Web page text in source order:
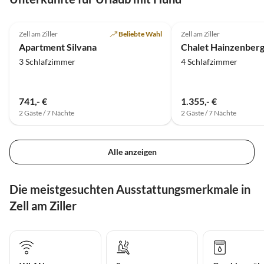
Zell am Ziller Beliebte Wahl
Apartment Silvana
3 Schlafzimmer
741,- €
2 Gäste / 7 Nächte
Zell am Ziller
Chalet Hainzenberg
4 Schlafzimmer
1.355,- €
2 Gäste / 7 Nächte
Alle anzeigen
Die meistgesuchten Ausstattungsmerkmale in
Zell am Ziller